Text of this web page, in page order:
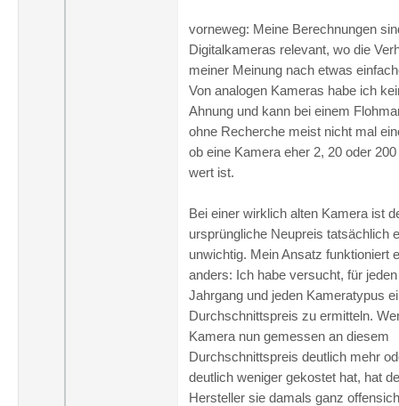
vorneweg: Meine Berechnungen
Digitalkameras relevant, wo die
meiner Meinung nach etwas
Von analogen Kameras habe ich
Ahnung und kann bei einem
ohne Recherche meist nicht mal
ob eine Kamera eher 2, 20 oder
wert ist.
Bei einer wirklich alten Kamera ist
ursprüngliche Neupreis tatsächlich
unwichtig. Mein Ansatz funktioniert
anders: Ich habe versucht, für jeden
Jahrgang und jeden Kameratypus
Durchschnittspreis zu ermitteln.
Kamera nun gemessen an diesem
Durchschnittspreis deutlich mehr
deutlich weniger gekostet hat, hat
Hersteller sie damals ganz